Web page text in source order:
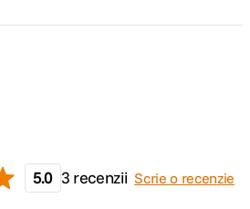
5.0 3 recenzii Scrie o recenzie